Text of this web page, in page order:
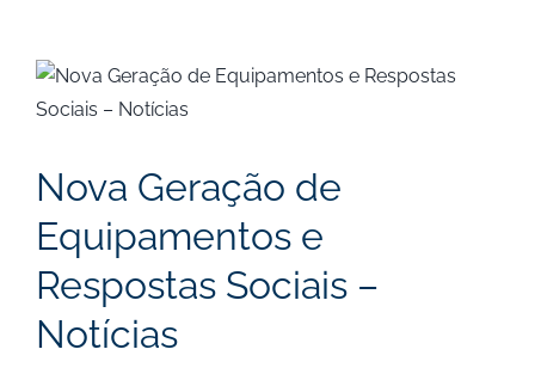
View
Larger
Nova Geração de
Equipamentos e
Respostas Sociais –
Notícias